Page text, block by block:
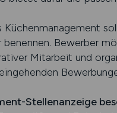
Bewerber
Mitarbeit und
Stellenanzeige